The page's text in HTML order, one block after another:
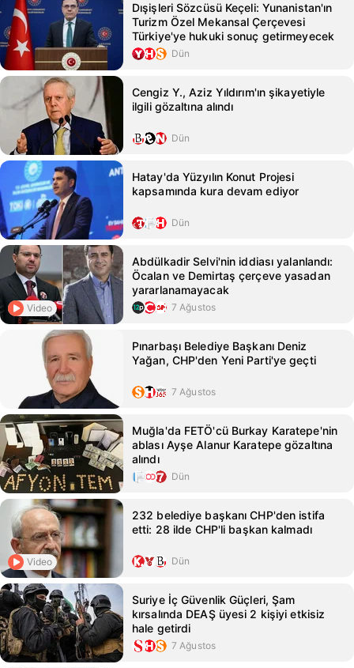
Dışişleri Sözcüsü Keçeli: Yunanistan'ın
Turizm Özel Mekansal Çerçevesi
Türkiye'ye hukuki sonuç getirmeyecek
Dün
Cengiz Y., Aziz Yıldırım'ın şikayetiyle
ilgili gözaltına alındı
Dün
Hatay'da Yüzyılın Konut Projesi
kapsamında kura devam ediyor
Dün
Video
Abdülkadir Selvi'nin iddiası yalanlandı:
Öcalan ve Demirtaş çerçeve yasadan
yararlanamayacak
7 Ağustos
Pınarbaşı Belediye Başkanı Deniz
Yağan, CHP'den Yeni Parti'ye geçti
7 Ağustos
Muğla'da FETÖ'cü Burkay Karatepe'nin
ablası Ayşe Alanur Karatepe gözaltına
alındı
Dün
Video
232 belediye başkanı CHP'den istifa
etti: 28 ilde CHP'li başkan kalmadı
Dün
Suriye İç Güvenlik Güçleri, Şam
kırsalında DEAŞ üyesi 2 kişiyi etkisiz
hale getirdi
7 Ağustos